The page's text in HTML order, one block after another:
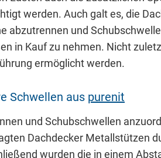
werden. Auch galt es, die
abzutrennen und
in Kauf zu nehmen. Nicht
ermöglicht werden.
Schwellen aus purenit
und Schubschwellen
Dachdecker Metallstützen
wurden die in einem